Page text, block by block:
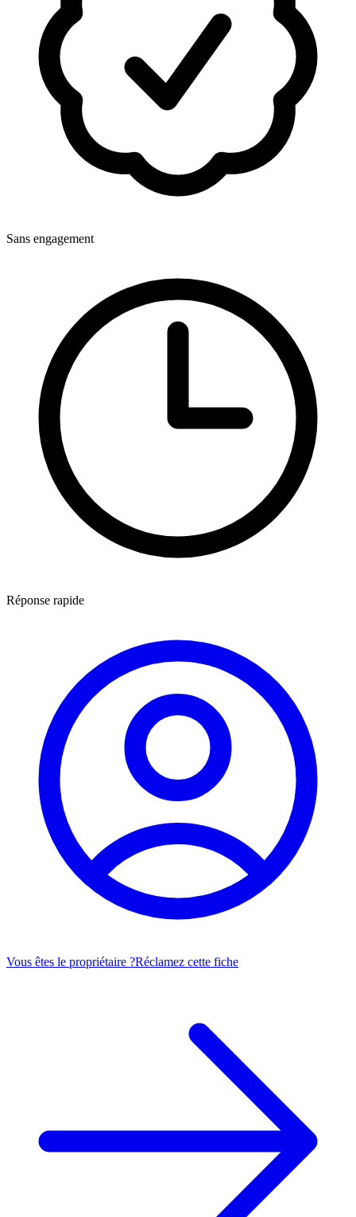
Sans engagement
Réponse rapide
Vous êtes le propriétaire ?Réclamez cette fiche